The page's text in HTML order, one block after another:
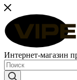
Интернет-магазин